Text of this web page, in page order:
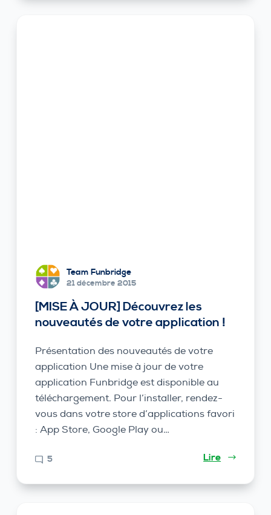
Team Funbridge
21 décembre 2015
[MISE À JOUR] Découvrez les
nouveautés de votre application !
Présentation des nouveautés de votre
application Une mise à jour de votre
application Funbridge est disponible au
téléchargement. Pour l’installer, rendez-
vous dans votre store d’applications favori
: App Store, Google Play ou…
5 Lire